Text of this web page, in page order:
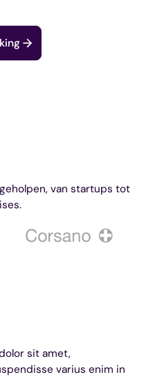
van startups tot
sit amet,
varius enim in